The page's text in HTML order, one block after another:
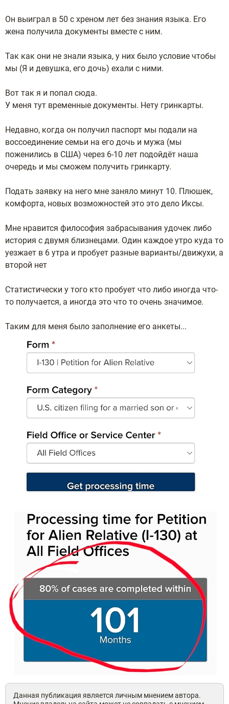
Он выиграл в 50 с хреном лет без знания языка. Его
жена получила документы вместе с ним.
Так как они не знали языка, у них было условие чтобы
мы (Я и девушка, его дочь) ехали с ними.
Вот так я и попал сюда.
У меня тут временные документы. Нету гринкарты.
Недавно, когда он получил паспорт мы подали на
воссоединение семьи на его дочь и мужа (мы
поженились в США) через 6-10 лет подойдёт наша
очередь и мы сможем получить гринкарту.
Подать заявку на него мне заняло минут 10. Плюшек,
комфорта, новых возможностей это это дело Иксы.
Мне нравится философия забрасывания удочек либо
история с двумя близнецами. Один каждое утро куда то
уезжает в 6 утра и пробует разные варианты/движухи, а
второй нет
Статистически у того кто пробует что либо иногда что-
то получается, а иногда это что то очень значимое.
Таким для меня было заполнение его анкеты...
Данная публикация является личным мнением автора.